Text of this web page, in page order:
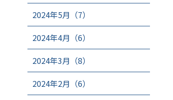
2024年5月（7）
2024年4月（6）
2024年3月（8）
2024年2月（6）